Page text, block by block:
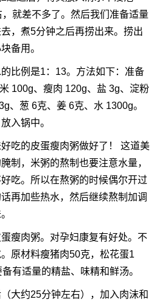
就差不多了。然后我们准备适量
，煮5分钟之后再捞出来。捞出
备用。
比例是1：13。方法如下：准备
100g、瘦肉 120g、盐 3g、淀粉
、葱 6克、姜 6克、水 1300g。
入锅中。
吃的皮蛋瘦肉粥做好了！ 这道美
制，米粥的熬制也要注意水量，
吃。所以在熬粥的时候偶尔开过
再加些热水，然后继续熬制加调
瘦肉粥。对孕妇康复有好处。不
原材料瘦猪肉50克，松花蛋1
有适量的精盐、味精和鲜汤。
大约25分钟左右），加入肉沫和